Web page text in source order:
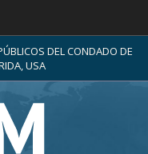
DEL CONDADO DE
USA